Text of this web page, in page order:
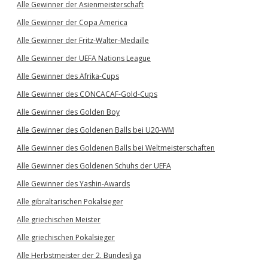
Alle Gewinner der Asienmeisterschaft
Alle Gewinner der Copa America
Alle Gewinner der Fritz-Walter-Medaille
Alle Gewinner der UEFA Nations League
Alle Gewinner des Afrika-Cups
Alle Gewinner des CONCACAF-Gold-Cups
Alle Gewinner des Golden Boy
Alle Gewinner des Goldenen Balls bei U20-WM
Alle Gewinner des Goldenen Balls bei Weltmeisterschaften
Alle Gewinner des Goldenen Schuhs der UEFA
Alle Gewinner des Yashin-Awards
Alle gibraltarischen Pokalsieger
Alle griechischen Meister
Alle griechischen Pokalsieger
Alle Herbstmeister der 2. Bundesliga